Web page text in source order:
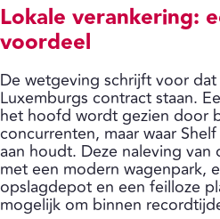
Lokale verankering:
voordeel
De wetgeving schrijft voor
Luxemburgs contract staan.
het hoofd wordt gezien door
concurrenten, maar waar
aan houdt. Deze naleving
met een modern wagenpark,
opslagdepot en een feilloze
mogelijk om binnen